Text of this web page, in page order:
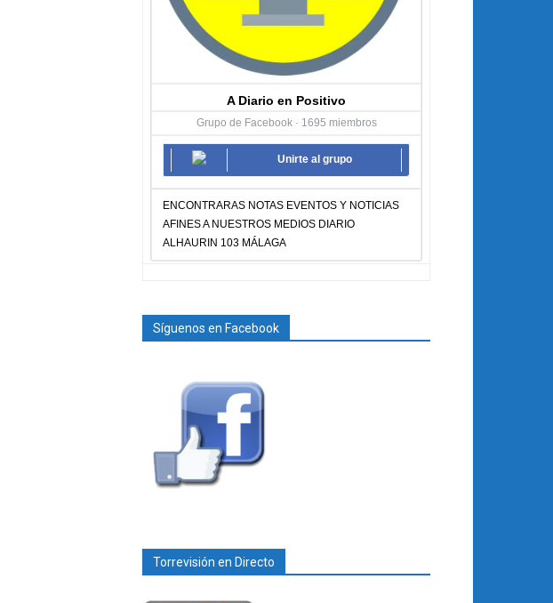
A Diario en Positivo
Grupo de Facebook · 1695 miembros
Unirte al grupo
ENCONTRARAS NOTAS EVENTOS Y NOTICIAS
AFINES A NUESTROS MEDIOS DIARIO
ALHAURIN 103 MÁLAGA
Síguenos en Facebook
Torrevisión en Directo